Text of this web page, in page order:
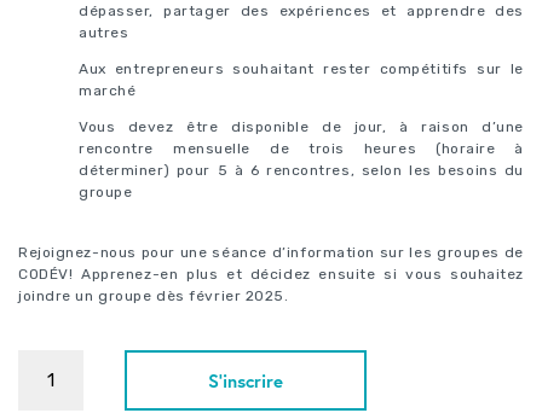
dépasser, partager des expériences et apprendre des
autres
Aux entrepreneurs souhaitant rester compétitifs sur le
marché
Vous devez être disponible de jour, à raison d’une
rencontre mensuelle de trois heures (horaire à
déterminer) pour 5 à 6 rencontres, selon les besoins du
groupe
Rejoignez-nous pour une séance d’information sur les groupes de
CODÉV! Apprenez-en plus et décidez ensuite si vous souhaitez
joindre un groupe dès février 2025.
S'inscrire